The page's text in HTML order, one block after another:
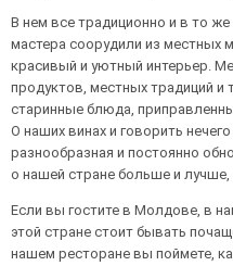
В нем все традиционно и в то
мастера соорудили из местных
красивый и уютный интерьер.
продуктов, местных традиций и
старинные блюда,
О наших винах и говорить
разнообразная и постоянно
о нашей стране больше и лучше,
Если вы гостите в Молдове, в
этой стране стоит бывать
нашем ресторане вы поймете,